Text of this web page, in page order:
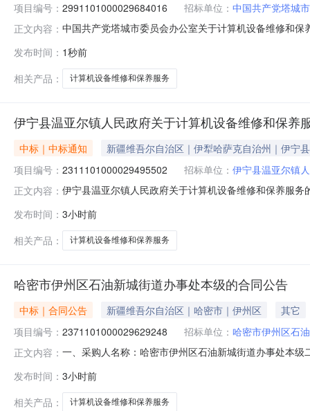
项目编号： 2991101000029684016 招标单位： 中国共产党塔城
正文内容： 中国共产党塔城市委员会办公室关于计算机设备维修和
号:采购计划金额（元）:项目所在行政区划编码:654201
发布时间： 1秒前
相关产品：
计算机设备维修和保养服务
伊宁县温亚尔镇人民政府关于计算机设备维修和保养
中标｜中标通知
新疆维吾尔自治区｜伊犁哈萨克自治州｜伊宁县
项目编号： 2311101000029495502 招标单位： 伊宁县温亚尔镇
正文内容： 伊宁县温亚尔镇人民政府关于计算机设备维修和保养服
文号:采购计划金额（元）:项目所在行政区划编码
发布时间： 3小时前
相关产品：
计算机设备维修和保养服务
哈密市伊州区石油新城街道办事处本级的合同公告
中标｜合同公告 新疆维吾尔自治区｜哈密市｜伊州区
其它
项目编号： 2371101000029629248 招标单位： 哈密市伊州区石
正文内容： 一、采购人名称：哈密市伊州区石油新城街道办事处本
服务详见附件次1.0016101610服务要求或标的基本概况
发布时间： 3小时前
相关产品：
计算机设备维修和保养服务